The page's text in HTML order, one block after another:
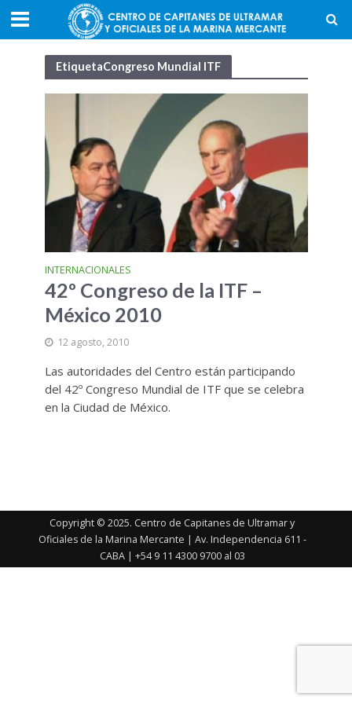
EtiquetaCongreso Mundial ITF
INTERNACIONALES
42º Congreso de la ITF –
México 2010
12 agosto, 2010
Las autoridades del Centro están participando
del 42º Congreso Mundial de ITF que se celebra
en la Ciudad de México.
Copyright © 2025. Centro de Capitanes de Ultramar y
Oficiales de la Marina Mercante | Av. Independencia 611 -
CABA | +54 9 11 4300 9700 al 03